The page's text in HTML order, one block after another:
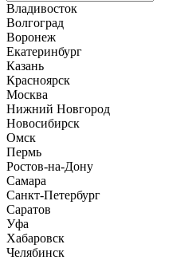
Владивосток
Волгоград
Воронеж
Екатеринбург
Казань
Красноярск
Москва
Нижний Новгород
Новосибирск
Омск
Пермь
Ростов-на-Дону
Самара
Санкт-Петербург
Саратов
Уфа
Хабаровск
Челябинск